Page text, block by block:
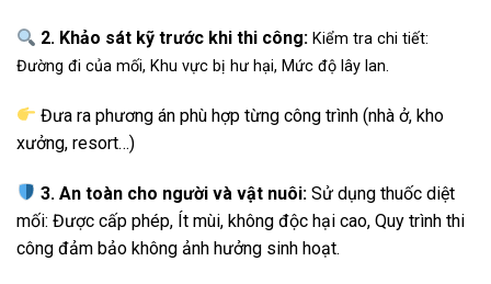
2. Khảo sát kỹ trước khi thi công: Kiểm tra chi tiết:
Đường đi của mối, Khu vực bị hư hại, Mức độ lây lan.
Đưa ra phương án phù hợp từng công trình (nhà ở, kho
xưởng, resort…)
3. An toàn cho người và vật nuôi: Sử dụng thuốc diệt
mối: Được cấp phép, Ít mùi, không độc hại cao, Quy trình thi
công đảm bảo không ảnh hưởng sinh hoạt.